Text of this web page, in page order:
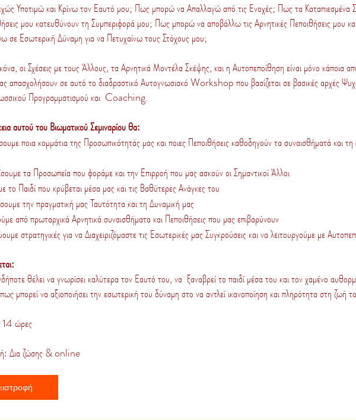
Υποτιμώ και Κρίνω τον Εαυτό μου; Πως μπορώ να Απαλλαγώ από τις Ενοχές; Πως τα Καταπιεσμένα
μου κατευθύνουν τη Συμπεριφορά μου; Πως μπορώ να αποβάλλω τις Αρνητικές Πεποιθήσεις μου
σε Εσωτερική Δύναμη για να Πετυχαίνω τους Στόχους μου;
οι Σχέσεις με τους Άλλους, τα Αρνητικά Μοντέλα Σκέψης, και η Αυτοπεποίθηση είναι μόνο κάποια
απασχολήσουν σε αυτό το διαδραστικό Αυτογνωσιακό Workshop που βασίζεται σε βασικές αρχές
Προγραμματισμού και Coaching.
αυτού του Βιωματικού Σεμιναρίου θα:
ποια κομμάτια της Προσωπικότητάς μας και ποιες Πεποιθήσεις καθοδηγούν τα συναισθήματά και
τα Προσωπεία που φοράμε και την Επιρροή που μας ασκούν οι Σημαντικοί Άλλοι
το Παιδί που κρύβεται μέσα μας και τις Βαθύτερες Ανάγκες του
την πραγματική μας Ταυτότητα και τη Δυναμική μας
από πρωταρχικά Αρνητικά συναισθήματα και Πεποιθήσεις που μας επιβαρύνουν
στρατηγικές για να Διαχειριζόμαστε τις Εσωτερικές μας Συγκρούσεις και να λειτουργούμε με
θέλει να γνωρίσει καλύτερα τον Εαυτό του, να ξαναβρεί το παιδί μέσα του και τον χαμένο
μπορεί να αξιοποιήσει την εσωτερική του δύναμη στο να αντλεί ικανοποίηση και πληρότητα στη ζωή
14 ώρες
Δια ζώσης & online